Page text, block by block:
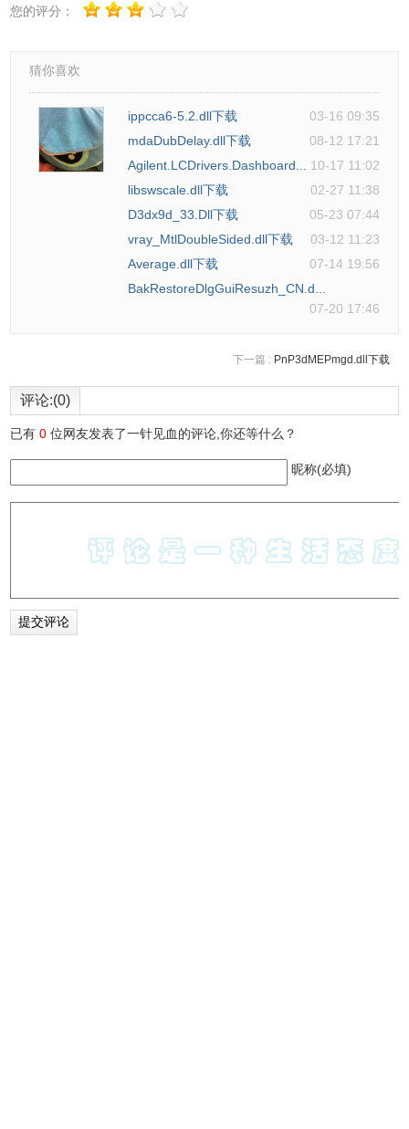
您的评分：
猜你喜欢
ippcca6-5.2.dll下载
03-16 09:35
mdaDubDelay.dll下载
08-12 17:21
Agilent.LCDrivers.Dashboard...
10-17 11:02
libswscale.dll下载
02-27 11:38
D3dx9d_33.Dll下载
05-23 07:44
vray_MtlDoubleSided.dll下载
03-12 11:23
Average.dll下载
07-14 19:56
BakRestoreDlgGuiResuzh_CN.d...
07-20 17:46
下一篇 : PnP3dMEPmgd.dll下载
评论:(0)
已有0 位网友发表了一针见血的评论,你还等什么？
昵称(必填)